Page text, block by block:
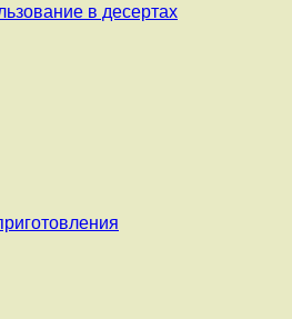
в десертах